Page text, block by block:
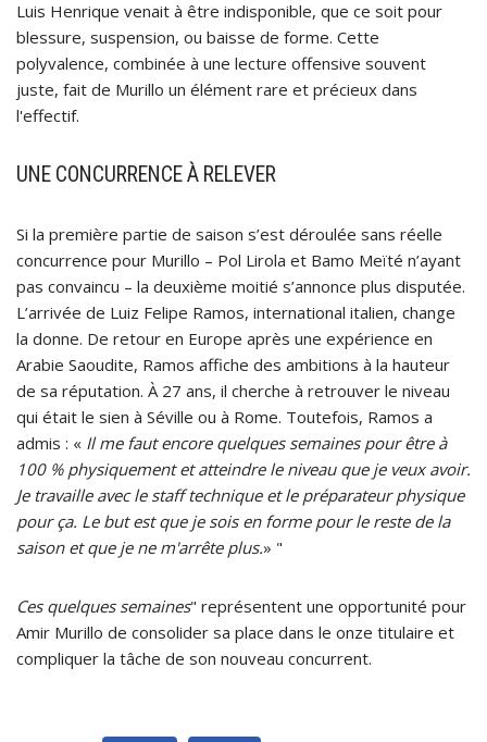
Luis Henrique venait à être indisponible, que ce soit pour
blessure, suspension, ou baisse de forme. Cette
polyvalence, combinée à une lecture offensive souvent
juste, fait de Murillo un élément rare et précieux dans
l'effectif.
UNE CONCURRENCE À RELEVER
Si la première partie de saison s’est déroulée sans réelle
concurrence pour Murillo – Pol Lirola et Bamo Meïté n’ayant
pas convaincu – la deuxième moitié s’annonce plus disputée.
L’arrivée de Luiz Felipe Ramos, international italien, change
la donne. De retour en Europe après une expérience en
Arabie Saoudite, Ramos affiche des ambitions à la hauteur
de sa réputation. À 27 ans, il cherche à retrouver le niveau
qui était le sien à Séville ou à Rome. Toutefois, Ramos a
admis : « Il me faut encore quelques semaines pour être à
100 % physiquement et atteindre le niveau que je veux avoir.
Je travaille avec le staff technique et le préparateur physique
pour ça. Le but est que je sois en forme pour le reste de la
saison et que je ne m'arrête plus.» "
Ces quelques semaines" représentent une opportunité pour
Amir Murillo de consolider sa place dans le onze titulaire et
compliquer la tâche de son nouveau concurrent.